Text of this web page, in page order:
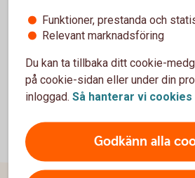
Funktioner, prestanda och
Relevant marknadsföring
Du kan ta tillbaka ditt cookie-
på cookie-sidan eller under din
inloggad. Så hanterar vi cookies
Godkänn alla